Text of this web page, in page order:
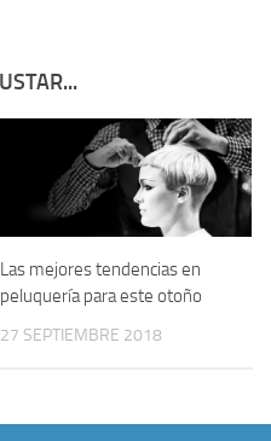
Las mejores tendencias en
peluquería para este otoño
27 SEPTIEMBRE 2018